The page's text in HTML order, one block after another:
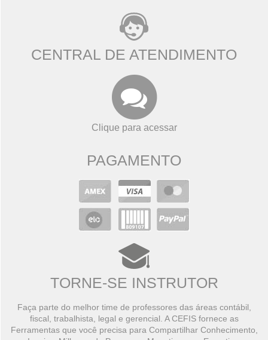
CENTRAL DE ATENDIMENTO
Clique para acessar
PAGAMENTO
TORNE-SE INSTRUTOR
Faça parte do melhor time de professores das áreas contábil,
fiscal, trabalhista, legal e gerencial. A CEFIS fornece as
Ferramentas que você precisa para Compartilhar Conhecimento,